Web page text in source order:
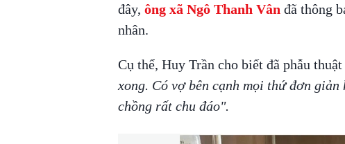
đây, ông xã Ngô Thanh Vân đã thông
nhân.
Cụ thể, Huy Trần cho biết đã phẫu
xong. Có vợ bên cạnh mọi thứ đơn
chồng rất chu đáo".